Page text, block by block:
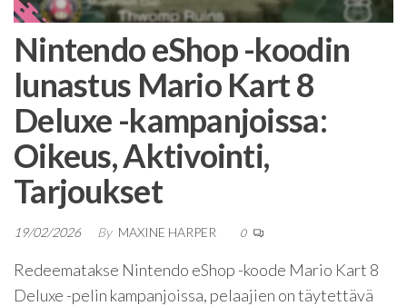
Nintendo eShop -koodin
lunastus Mario Kart 8
Deluxe -kampanjoissa:
Oikeus, Aktivointi,
Tarjoukset
19/02/2026 By MAXINE HARPER 0
Redeematakse Nintendo eShop -koode Mario Kart 8
Deluxe -pelin kampanjoissa, pelaajien on täytettävä